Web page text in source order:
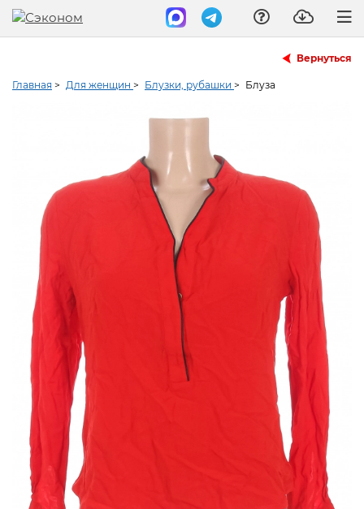
Вернуться
Главная > Для женщин > Блузки, рубашки > Блуза